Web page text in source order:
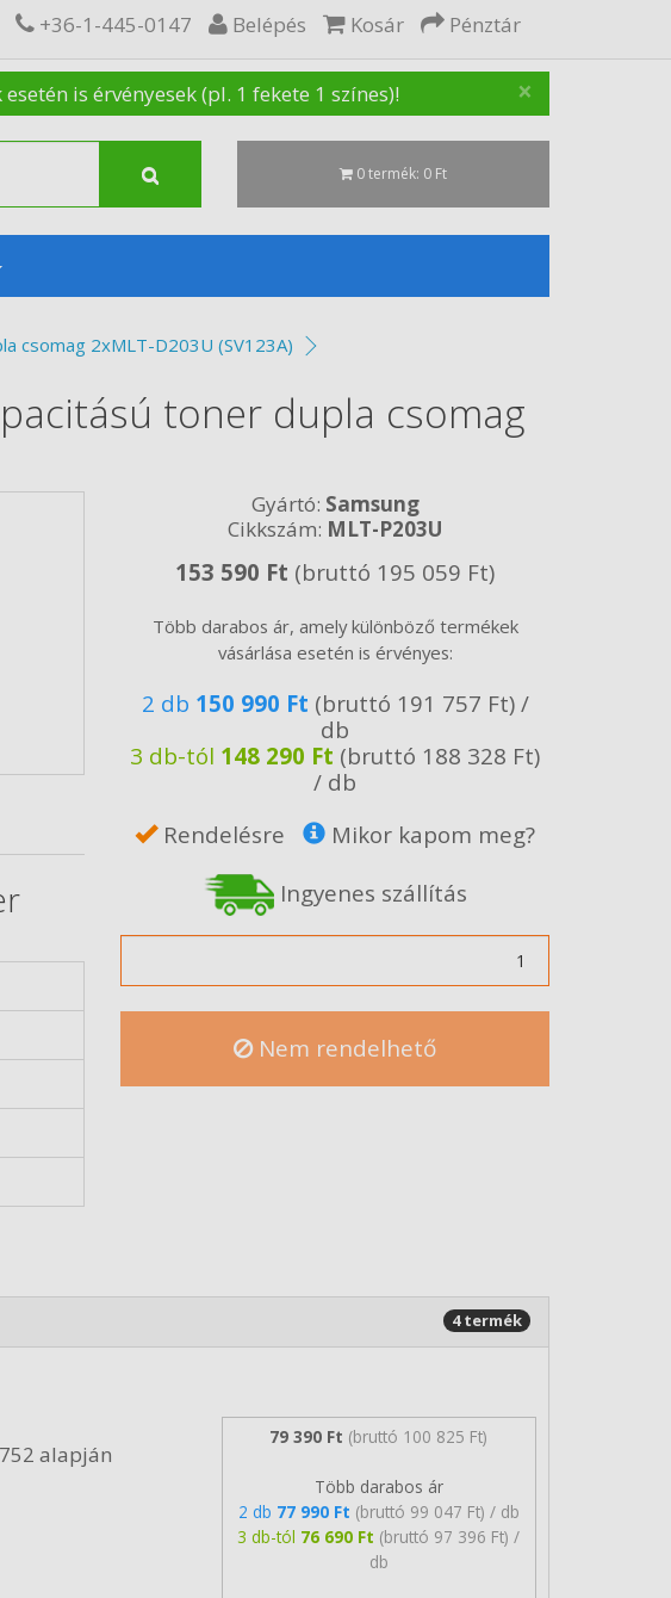
+36-1-445-0147 Belépés Kosár Pénztár
×
is érvényesek (pl. 1 fekete 1 színes)!
0 termék: 0 Ft
csomag 2xMLT-D203U (SV123A)
toner dupla csomag
Gyártó: Samsung
Cikkszám: MLT-P203U
153 590 Ft (bruttó 195 059 Ft)
Több darabos ár, amely különböző termékek
vásárlása esetén is érvényes:
2 db 150 990 Ft (bruttó 191 757 Ft) /
db
3 db-tól 148 290 Ft (bruttó 188 328 Ft)
/ db
Rendelésre
Mikor kapom meg?
Ingyenes szállítás
Nem rendelhető
4 termék
alapján
79 390 Ft (bruttó 100 825 Ft)
Több darabos ár
2 db 77 990 Ft (bruttó 99 047 Ft) / db
3 db-tól 76 690 Ft (bruttó 97 396 Ft) /
db